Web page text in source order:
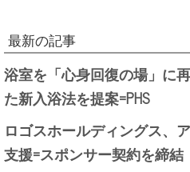
最新の記事
浴室を「心身回復の場」に
た新入浴法を提案=PHS
ロゴスホールディングス、
支援=スポンサー契約を締結